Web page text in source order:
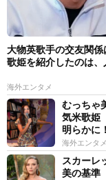
大物英歌手の交友関
歌姫を紹介したのは
海外エンタメ
むっちゃ
気米歌姫
明らかに！
海外エンタメ
スカーレ
美の基準